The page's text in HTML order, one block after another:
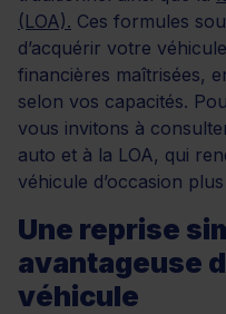
(LOA). Ces formules
d’acquérir votre
financières maîtrisées,
selon vos capacités.
vous invitons à
auto et à la LOA, qui
véhicule d’occasion
Une reprise
avantageuse
véhicule